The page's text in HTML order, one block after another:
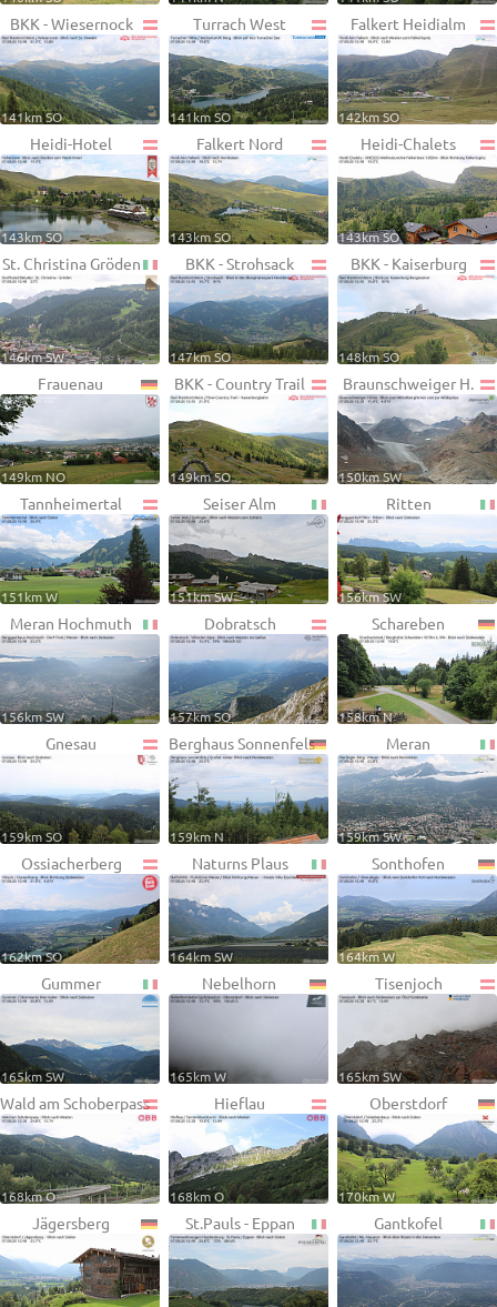
BKK - Wiesernock
141km SO
Turrach West
141km SO
Falkert Heidialm
142km SO
Heidi-Hotel
143km SO
Falkert Nord
143km SO
Heidi-Chalets
143km SO
St. Christina Gröden
146km SW
BKK - Strohsack
147km SO
BKK - Kaiserburg
148km SO
Frauenau
149km NO
BKK - Country Trail
149km SO
Braunschweiger H.
150km SW
Tannheimertal
151km W
Seiser Alm
151km SW
Ritten
156km SW
Meran Hochmuth
156km SW
Dobratsch
157km SO
Schareben
158km N
Gnesau
159km SO
Berghaus Sonnenfels
159km N
Meran
159km SW
Ossiacherberg
162km SO
Naturns Plaus
164km SW
Sonthofen
164km W
Gummer
165km SW
Nebelhorn
165km W
Tisenjoch
165km SW
Wald am Schoberpass
168km O
Hieflau
168km O
Oberstdorf
170km W
Jägersberg St.Pauls - Eppan Gantkofel